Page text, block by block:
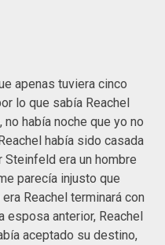
apenas tuviera cinco
lo que sabía Reachel
había noche que yo no
había sido casada
Steinfeld era un hombre
parecía injusto que
Reachel terminará con
esposa anterior, Reachel
aceptado su destino,